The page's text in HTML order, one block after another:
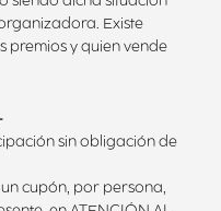
Existe
premios y quien vende
sin obligación de
cupón, por persona,